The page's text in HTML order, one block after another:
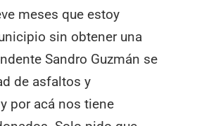
meses que estoy
sin obtener una
Sandro Guzmán se
de asfaltos y
por acá nos tiene